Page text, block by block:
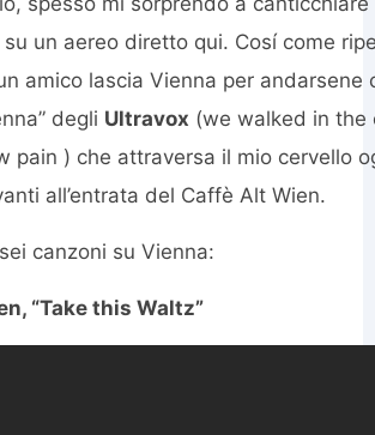
un aereo diretto qui. Cosí come
amico lascia Vienna per andarsene
degli Ultravox (we walked in the
pain ) che attraversa il mio cervello
all’entrata del Caffè Alt Wien.
canzoni su Vienna:
“Take this Waltz”